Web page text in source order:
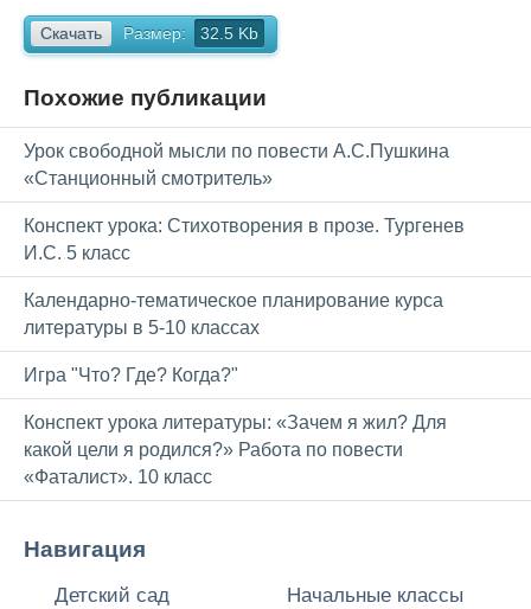
Скачать Размер: 32.5 Kb
Похожие публикации
Урок свободной мысли по повести А.С.Пушкина
«Станционный смотритель»
Конспект урока: Стихотворения в прозе. Тургенев
И.С. 5 класс
Календарно-тематическое планирование курса
литературы в 5-10 классах
Игра "Что? Где? Когда?"
Конспект урока литературы: «Зачем я жил? Для
какой цели я родился?» Работа по повести
«Фаталист». 10 класс
Навигация
Детский сад Начальные классы